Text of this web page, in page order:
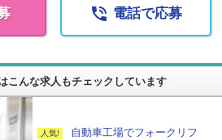
 電話で応募
こんな求人もチェックしています
自動車工場でフォークリフ